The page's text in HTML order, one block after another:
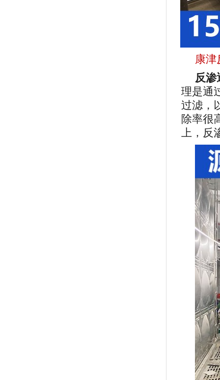
康津
反渗
理是通
过滤，
除率很
上，反